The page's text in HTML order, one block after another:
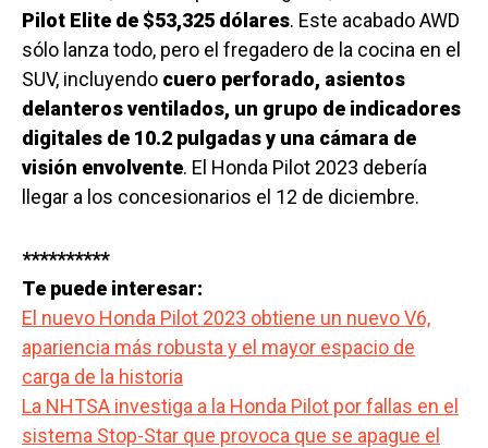
Pilot Elite de $53,325 dólares. Este acabado AWD
sólo lanza todo, pero el fregadero de la cocina en el
SUV, incluyendo cuero perforado, asientos
delanteros ventilados, un grupo de indicadores
digitales de 10.2 pulgadas y una cámara de
visión envolvente. El Honda Pilot 2023 debería
llegar a los concesionarios el 12 de diciembre.
**********
Te puede interesar:
El nuevo Honda Pilot 2023 obtiene un nuevo V6,
apariencia más robusta y el mayor espacio de
carga de la historia
La NHTSA investiga a la Honda Pilot por fallas en el
sistema Stop-Star que provoca que se apague el